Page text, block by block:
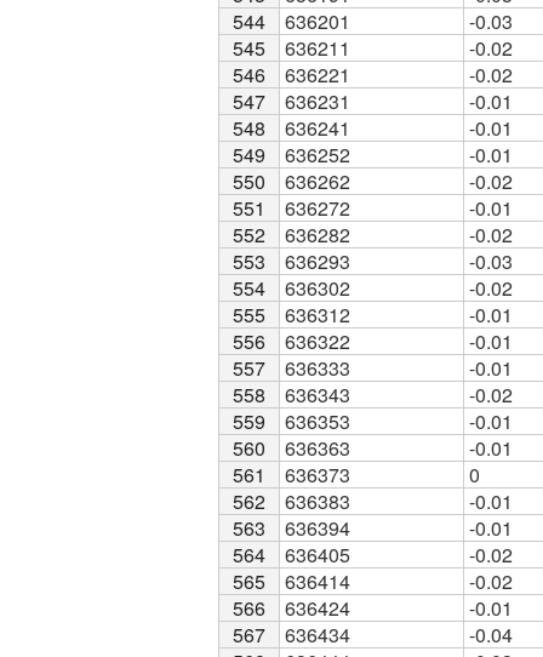
544
636201
-0.03
545
636211
-0.02
546
636221
-0.02
547
636231
-0.01
548
636241
-0.01
549
636252
-0.01
550
636262
-0.02
551
636272
-0.01
552
636282
-0.02
553
636293
-0.03
554
636302
-0.02
555
636312
-0.01
556
636322
-0.01
557
636333
-0.01
558
636343
-0.02
559
636353
-0.01
560
636363
-0.01
561
636373
0
562
636383
-0.01
563
636394
-0.01
564
636405
-0.02
565
636414
-0.02
566
636424
-0.01
567
636434
-0.04
544
545
546
547
548
549
550
551
552
553
554
555
556
557
558
559
560
561
562
563
564
565
566
567